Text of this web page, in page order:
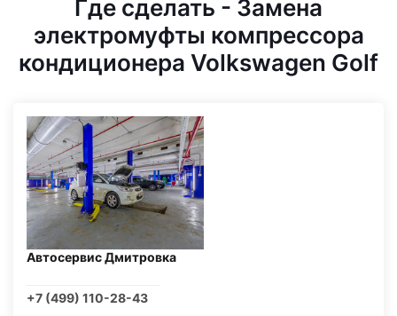
Где сделать - Замена
электромуфты компрессора
кондиционера Volkswagen Golf
Автосервис Дмитровка
+7 (499) 110-28-43